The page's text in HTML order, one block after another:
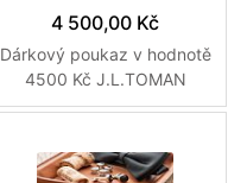
4 500,00 Kč
Dárkový poukaz v hodnotě
4500 Kč J.L.TOMAN